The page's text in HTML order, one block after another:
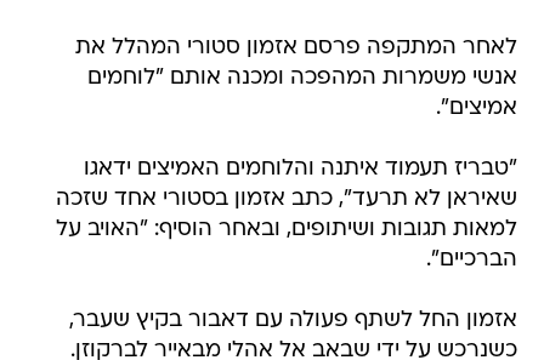
לאחר המתקפה פרסם אזמון סטורי המהלל את
אנשי משמרות המהפכה ומכנה אותם "לוחמים
אמיצים".
"טבריז תעמוד איתנה והלוחמים האמיצים ידאגו
שאיראן לא תרעד", כתב אזמון בסטורי אחד שזכה
למאות תגובות ושיתופים, ובאחר הוסיף: "האויב על
הברכיים".
אזמון החל לשתף פעולה עם דאבור בקיץ שעבר,
כשנרכש על ידי שבאב אל אהלי מבאייר לברקוזן.